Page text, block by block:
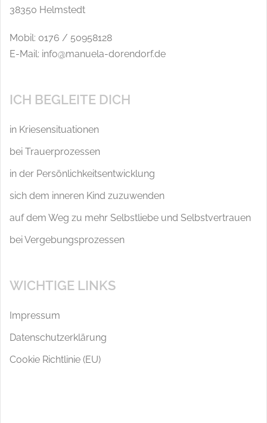
38350 Helmstedt
Mobil: 0176 / 50958128
E-Mail: info@manuela-dorendorf.de
ICH BEGLEITE DICH
in Kriesensituationen
bei Trauerprozessen
in der Persönlichkeitsentwicklung
sich dem inneren Kind zuzuwenden
auf dem Weg zu mehr Selbstliebe und Selbstvertrauen
bei Vergebungsprozessen
WICHTIGE LINKS
Impressum
Datenschutzerklärung
Cookie Richtlinie (EU)